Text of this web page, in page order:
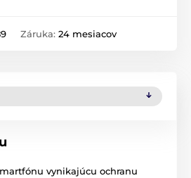
Záruka: 24 mesiacov
vynikajúcu ochranu